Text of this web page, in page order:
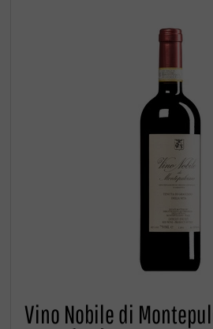
Vino Nobile di